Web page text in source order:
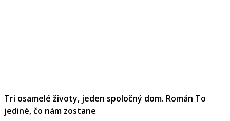
Tri osamelé životy, jeden spoločný dom. Román To
jediné, čo nám zostane